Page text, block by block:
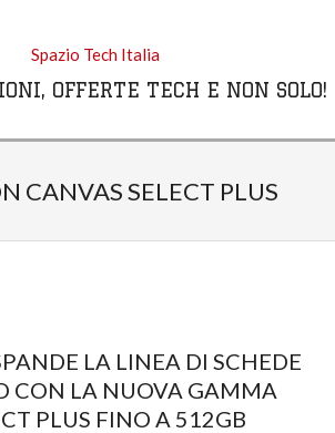
OFFERTE TECH E NON SOLO!
CANVAS SELECT PLUS
LA LINEA DI SCHEDE
CON LA NUOVA GAMMA
PLUS FINO A 512GB